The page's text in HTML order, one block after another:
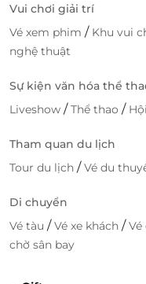
Vui chơi giải trí
Vé xem phim / Khu vui
nghệ thuật
Sự kiện văn hóa thể
Liveshow /Thể thao /
Tham quan du lịch
Tour du lịch /Vé du
Di chuyển
Vé tàu /Vé xe khách /Vé
chờ sân bay